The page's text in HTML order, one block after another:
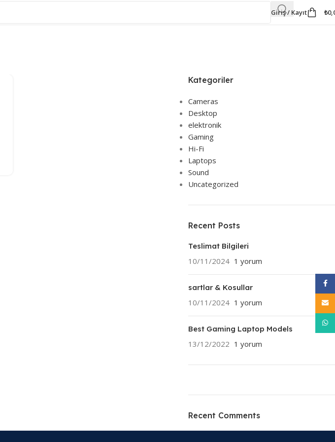
Giriş / Kayıt ₺
Kategoriler
Cameras
Desktop
elektronik
Gaming
Hi-Fi
Laptops
Sound
Uncategorized
Recent Posts
Teslimat Bilgileri
10/11/2024 1 yorum
sartlar & Kosullar
10/11/2024 1 yorum
Best Gaming Laptop Models
13/12/2022 1 yorum
HP Envy 34
To Shop
Recent Comments
E-